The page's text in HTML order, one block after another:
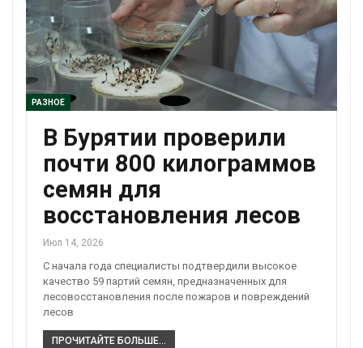
РАЗНОЕ
В Бурятии проверили
почти 800 килограммов
семян для
восстановления лесов
Июл 14, 2026
С начала года специалисты подтвердили высокое
качество 59 партий семян, предназначенных для
лесовосстановления после пожаров и повреждений
лесов
ПРОЧИТАЙТЕ БОЛЬШЕ...